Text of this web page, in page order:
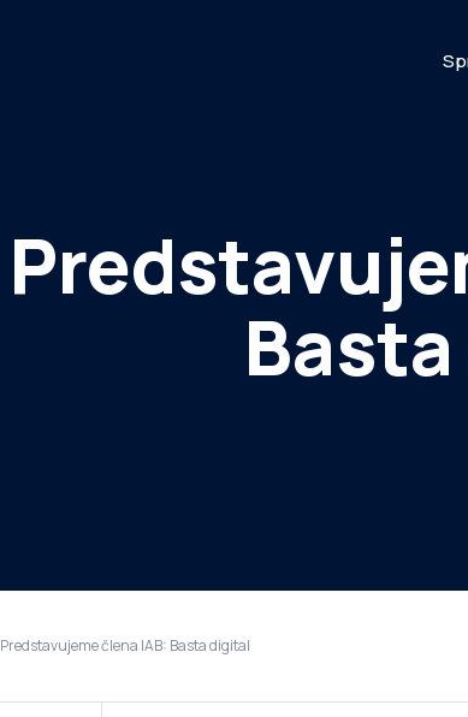
Predstavujeme člena IAB: Basta digital